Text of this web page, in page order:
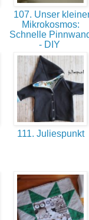
107. Unser
Mikrokosmos:
Schnelle
- DIY
111. Juliespunkt